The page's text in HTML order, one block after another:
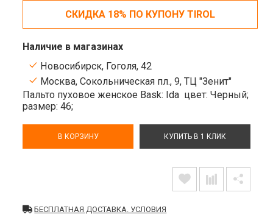
СКИДКА 18% ПО КУПОНУ TIROL
Наличие в магазинах
Новосибирск, Гоголя, 42
Москва, Сокольническая пл., 9, ТЦ "Зенит"
Пальто пуховое женское Bask: Ida цвет: Черный;
размер: 46;
В КОРЗИНУ КУПИТЬ В 1 КЛИК
БЕСПЛАТНАЯ ДОСТАВКА. УСЛОВИЯ